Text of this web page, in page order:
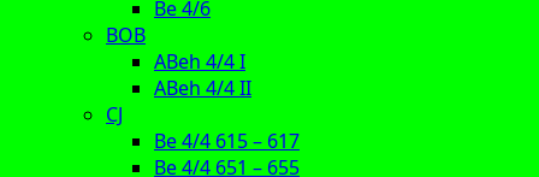
Be 4/6
BOB
ABeh 4/4 I
ABeh 4/4 II
CJ
Be 4/4 615 – 617
Be 4/4 651 – 655